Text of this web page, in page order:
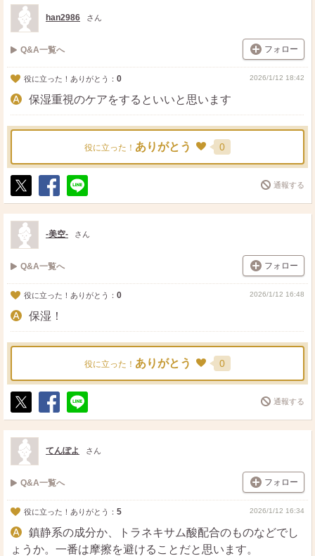
ト
han2986 さん
Q&A一覧へ フォロー
役に立った！ありがとう： 0 2026/1/12 18:42
保湿重視のケアをするといいと思います
役に立った！ ありがとう 0
ポ
ス
ト
シ
ェ
送
る
通報する
-美空- さん
Q&A一覧へ フォロー
役に立った！ありがとう： 0 2026/1/12 16:48
保湿！
役に立った！ ありがとう 0
ポ
ス
ト
シ
ェ
送
る
通報する
てんぽよ さん
Q&A一覧へ フォロー
役に立った！ありがとう： 5 2026/1/12 16:34
鎮静系の成分か、トラネキサム酸配合のものなどでし
ょうか。一番は摩擦を避けることだと思います。